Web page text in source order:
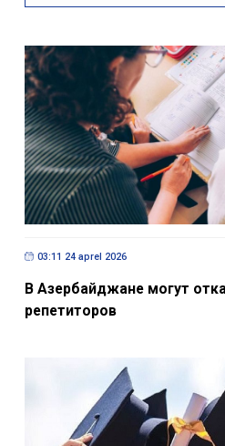
03:11 24 aprel 2026
В Азербайджане могут
репетиторов